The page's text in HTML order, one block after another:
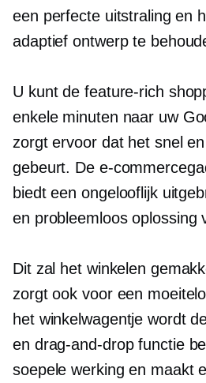
een perfecte uitstraling en
adaptief ontwerp te
U kunt defeature-rich
enkele minuten naar uw
zorgt ervoor dat het snel
gebeurt. De e-
biedt een ongelooflijk
en probleemloosoplossing
Dit zal het winkelen
zorgt ook voor een
het winkelwagentje wordt
en drag-and-dropfunctie
soepele werking en maakt